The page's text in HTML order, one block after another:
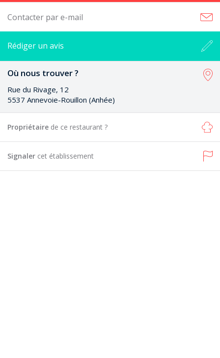
Contacter par e-mail
Rédiger un avis
Où nous trouver ?
Rue du Rivage, 12
5537 Annevoie-Rouillon (Anhée)
Propriétaire de ce restaurant ?
Signaler cet établissement